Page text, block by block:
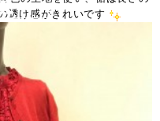
透け感がきれいです